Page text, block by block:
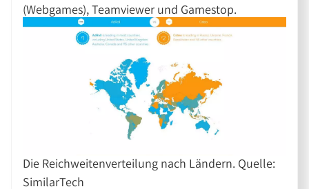
(Webgames), Teamviewer und Gamestop.
Die Reichweitenverteilung nach Ländern. Quelle:
SimilarTech